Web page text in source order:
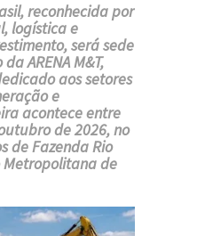
reconhecida por
logística e
será sede
ARENA M&T,
aos setores
e
acontece entre
de 2026, no
de Fazenda Rio
Metropolitana de